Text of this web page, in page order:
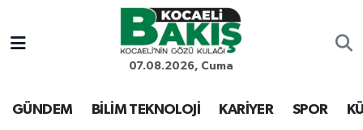
07.08.2026, Cuma
GÜNDEM BİLİM TEKNOLOJİ KARİYER SPOR
Kocaeli Nöbetçi Eczaneler
Kocaeli Hava Durumu